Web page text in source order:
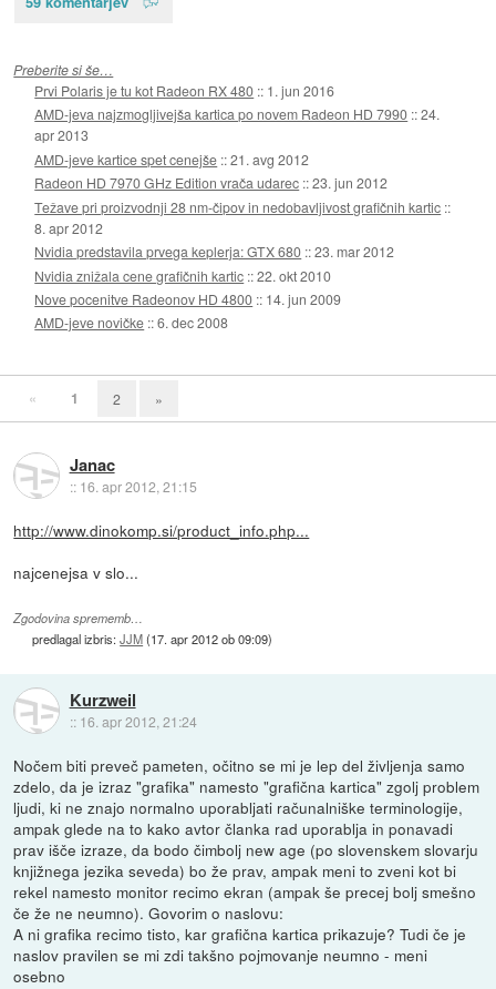
Preberite si še…
Prvi Polaris je tu kot Radeon RX 480 :: 1. jun 2016
AMD-jeva najzmogljivejša kartica po novem Radeon HD 7990 ::24.
apr 2013
AMD-jeve kartice spet cenejše ::21. avg 2012
Radeon HD 7970 GHz Edition vrača udarec ::23. jun 2012
Težave pri proizvodnji 28 nm-čipov in nedobavljivost grafičnih kartic ::
8. apr 2012
Nvidia predstavila prvega keplerja: GTX 680 ::23. mar 2012
Nvidia znižala cene grafičnih kartic ::22. okt 2010
Nove pocenitve Radeonov HD 4800 :: 14. jun 2009
AMD-jeve novičke ::6. dec 2008
« 1 2 »
Janac
:: 16. apr 2012, 21:15
http://www.dinokomp.si/product_info.php...
najcenejsa v slo...
Zgodovina sprememb…
predlagal izbris:JJM(17. apr 2012 ob 09:09)
Kurzweil
:: 16. apr 2012, 21:24
Nočem biti preveč pameten, očitno se mi je lep del življenja samo
zdelo, da je izraz "grafika" namesto "grafična kartica" zgolj problem
ljudi, ki ne znajo normalno uporabljati računalniške terminologije,
ampak glede na to kako avtor članka rad uporablja in ponavadi
prav išče izraze, da bodo čimbolj new age (po slovenskem slovarju
knjižnega jezika seveda) bo že prav, ampak meni to zveni kot bi
rekel namesto monitor recimo ekran (ampak še precej bolj smešno
če že ne neumno). Govorim o naslovu:
A ni grafika recimo tisto, kar grafična kartica prikazuje? Tudi če je
naslov pravilen se mi zdi takšno pojmovanje neumno - meni
osebno